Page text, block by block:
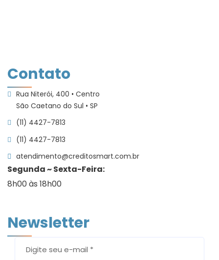
Contato
Rua Niterói, 400 • Centro
São Caetano do Sul • SP
(11) 4427-7813
(11) 4427-7813
atendimento@creditosmart.com.br
Segunda ~ Sexta-Feira:
8h00 às 18h00
Newsletter